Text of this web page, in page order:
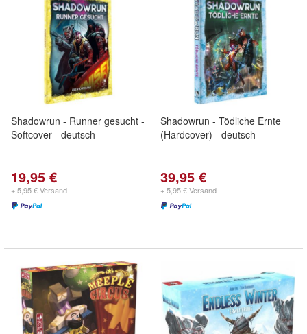
Shadowrun - Runner gesucht -
Softcover - deutsch
19,95 €
+ 5,95 € Versand
Shadowrun - Tödliche Ernte
(Hardcover) - deutsch
39,95 €
+ 5,95 € Versand